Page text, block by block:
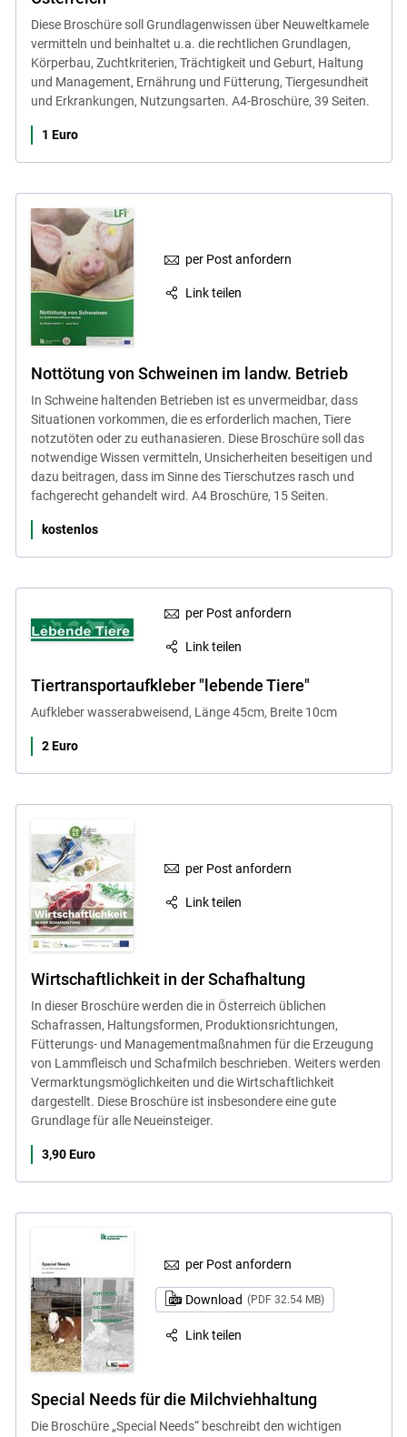
Diese Broschüre soll Grundlagenwissen über Neuweltkamele
vermitteln und beinhaltet u.a. die rechtlichen Grundlagen,
Körperbau, Zuchtkriterien, Trächtigkeit und Geburt, Haltung
und Management, Ernährung und Fütterung, Tiergesundheit
und Erkrankungen, Nutzungsarten. A4-Broschüre, 39 Seiten.
1 Euro
per Post anfordern
Link teilen
Nottötung von Schweinen im landw. Betrieb
In Schweine haltenden Betrieben ist es unvermeidbar, dass
Situationen vorkommen, die es erforderlich machen, Tiere
notzutöten oder zu euthanasieren. Diese Broschüre soll das
notwendige Wissen vermitteln, Unsicherheiten beseitigen und
dazu beitragen, dass im Sinne des Tierschutzes rasch und
fachgerecht gehandelt wird. A4 Broschüre, 15 Seiten.
kostenlos
per Post anfordern
Link teilen
Tiertransportaufkleber "lebende Tiere"
Aufkleber wasserabweisend, Länge 45cm, Breite 10cm
2 Euro
per Post anfordern
Link teilen
Wirtschaftlichkeit in der Schafhaltung
In dieser Broschüre werden die in Österreich üblichen
Schafrassen, Haltungsformen, Produktionsrichtungen,
Fütterungs- und Managementmaßnahmen für die Erzeugung
von Lammfleisch und Schafmilch beschrieben. Weiters werden
Vermarktungsmöglichkeiten und die Wirtschaftlichkeit
dargestellt. Diese Broschüre ist insbesondere eine gute
Grundlage für alle Neueinsteiger.
3,90 Euro
per Post anfordern
Download (PDF 32.54 MB)
Link teilen
Special Needs für die Milchviehhaltung
Die Broschüre „Special Needs“ beschreibt den wichtigen